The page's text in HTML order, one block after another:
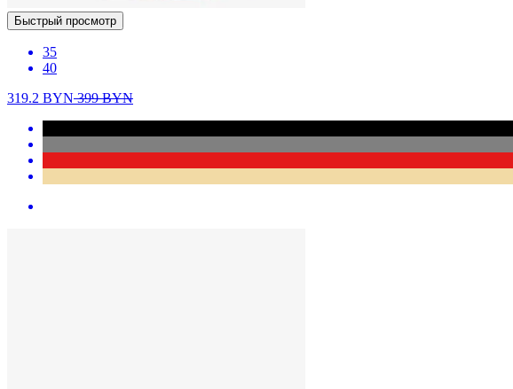
Быстрый просмотр
35
40
319.2 BYN399BYN